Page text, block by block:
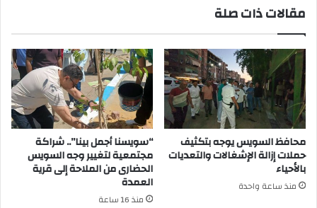
مقالات ذات صلة
محافظ السويس يوجه بتكثيف
حملات إزالة الإشغالات والتعديات
بالأحياء
منذ ساعة واحدة
“سويسنا أجمل بينا”.. شراكة
مجتمعية لتغيير وجه السويس
الحضارى من الملاحة إلى قرية
العمدة
منذ 16 ساعة